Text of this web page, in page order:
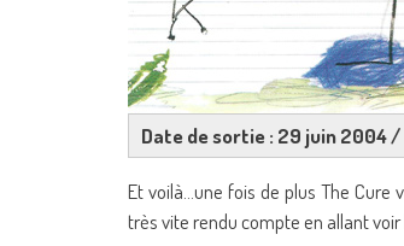
Date de sortie : 29 juin 2004 /
Et voilà…une fois de plus The Cure
très vite rendu compte en allant voir